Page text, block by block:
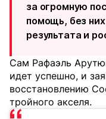
за огромную
помощь, без
результата и
Сам Рафаэль
идет успешно, и
восстановлению
тройного акселя.